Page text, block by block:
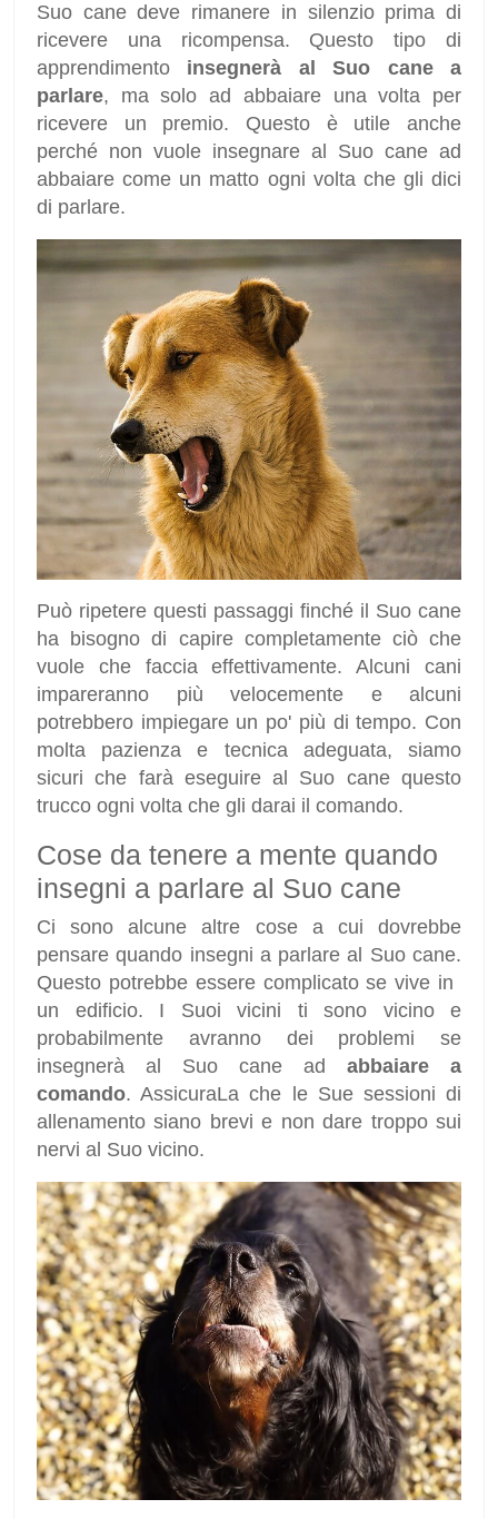
Suo cane deve rimanere in silenzio prima di
ricevere una ricompensa. Questo tipo di
apprendimento insegnerà al Suo cane a
parlare, ma solo ad abbaiare una volta per
ricevere un premio. Questo è utile anche
perché non vuole insegnare al Suo cane ad
abbaiare come un matto ogni volta che gli dici
di parlare.
Può ripetere questi passaggi finché il Suo cane
ha bisogno di capire completamente ciò che
vuole che faccia effettivamente. Alcuni cani
impareranno più velocemente e alcuni
potrebbero impiegare un po' più di tempo. Con
molta pazienza e tecnica adeguata, siamo
sicuri che farà eseguire al Suo cane questo
trucco ogni volta che gli darai il comando.
Cose da tenere a mente quando
insegni a parlare al Suo cane
Ci sono alcune altre cose a cui dovrebbe
pensare quando insegni a parlare al Suo cane.
Questo potrebbe essere complicato se vive in ​​
un edificio. I Suoi vicini ti sono vicino e
probabilmente avranno dei problemi se
insegnerà al Suo cane ad abbaiare a
comando. AssicuraLa che le Sue sessioni di
allenamento siano brevi e non dare troppo sui
nervi al Suo vicino.